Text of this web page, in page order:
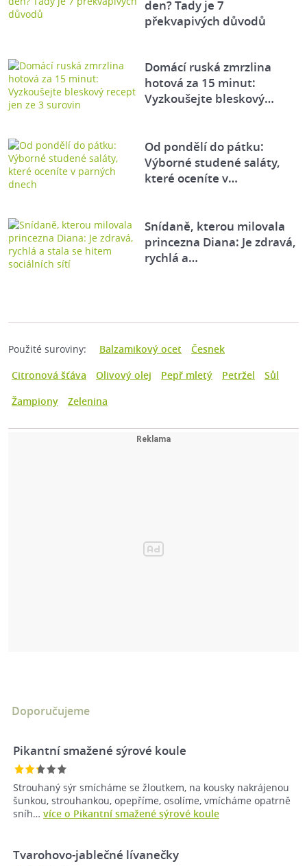
den? Tady je 7
překvapivých důvodů
Domácí ruská zmrzlina
hotová za 15 minut:
Vyzkoušejte bleskový…
Od pondělí do pátku:
Výborné studené saláty,
které oceníte v…
Snídaně, kterou milovala
princezna Diana: Je zdravá,
rychlá a…
Použité suroviny: Balzamikový ocet
Česnek
Citronová šťáva
Olivový olej Pepř mletý Petržel
Sůl
Žampiony
Zelenina
Doporučujeme
Pikantní smažené sýrové koule
Strouhaný sýr smícháme se žloutkem, na kousky nakrájenou
šunkou, strouhankou, opepříme, osolíme, vmícháme opatrně
sníh… více o Pikantní smažené sýrové koule
Tvarohovo-jablečné lívanečky